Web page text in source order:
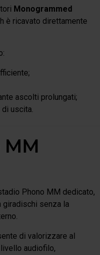
Monogrammed
è ricavato direttamente
ascolti prolungati;
uscita.
Phono MM dedicato,
giradischi senza la
di valorizzare al
audiofilo,